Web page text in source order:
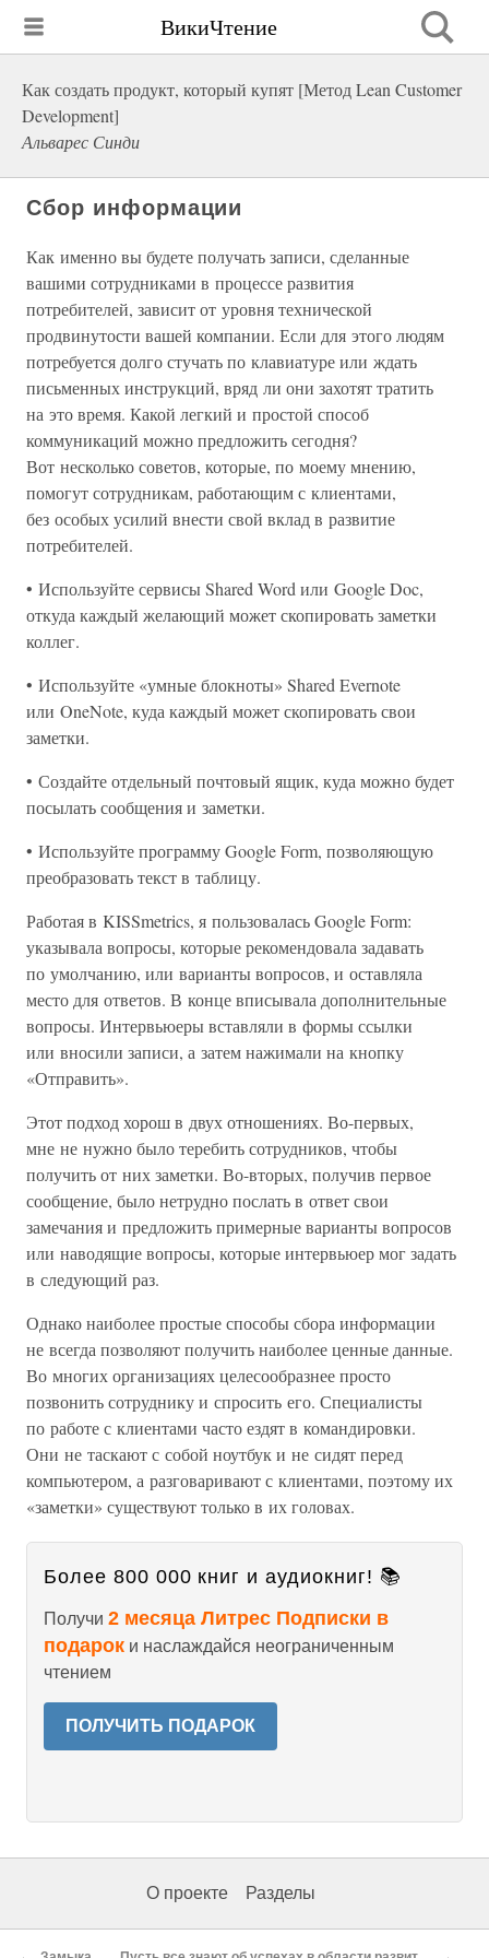
ВикиЧтение
Как создать продукт, который купят [Метод Lean Customer
Development]
Альварес Синди
Сбор информации
Как именно вы будете получать записи, сделанные
вашими сотрудниками в процессе развития
потребителей, зависит от уровня технической
продвинутости вашей компании. Если для этого людям
потребуется долго стучать по клавиатуре или ждать
письменных инструкций, вряд ли они захотят тратить
на это время. Какой легкий и простой способ
коммуникаций можно предложить сегодня?
Вот несколько советов, которые, по моему мнению,
помогут сотрудникам, работающим с клиентами,
без особых усилий внести свой вклад в развитие
потребителей.
• Используйте сервисы Shared Word или Google Doc,
откуда каждый желающий может скопировать заметки
коллег.
• Используйте «умные блокноты» Shared Evernote
или OneNote, куда каждый может скопировать свои
заметки.
• Создайте отдельный почтовый ящик, куда можно будет
посылать сообщения и заметки.
• Используйте программу Google Form, позволяющую
преобразовать текст в таблицу.
Работая в KISSmetrics, я пользовалась Google Form:
указывала вопросы, которые рекомендовала задавать
по умолчанию, или варианты вопросов, и оставляла
место для ответов. В конце вписывала дополнительные
вопросы. Интервьюеры вставляли в формы ссылки
или вносили записи, а затем нажимали на кнопку
«Отправить».
Этот подход хорош в двух отношениях. Во-первых,
мне не нужно было теребить сотрудников, чтобы
получить от них заметки. Во-вторых, получив первое
сообщение, было нетрудно послать в ответ свои
замечания и предложить примерные варианты вопросов
или наводящие вопросы, которые интервьюер мог задать
в следующий раз.
Однако наиболее простые способы сбора информации
не всегда позволяют получить наиболее ценные данные.
Во многих организациях целесообразнее просто
позвонить сотруднику и спросить его. Специалисты
по работе с клиентами часто ездят в командировки.
Они не таскают с собой ноутбук и не сидят перед
компьютером, а разговаривают с клиентами, поэтому их
«заметки» существуют только в их головах.
Более 800 000 книг и аудиокниг! 📚
Получи 2 месяца Литрес Подписки в
подарок и наслаждайся неограниченным
чтением
ПОЛУЧИТЬ ПОДАРОК
О проекте Разделы